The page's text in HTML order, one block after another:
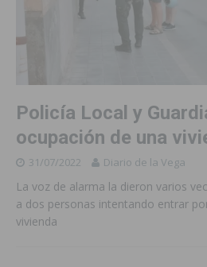
Policía Local y
ocupación de una
31/07/2022 Diario de la Vega
La voz de alarma la dieron varios
a dos personas intentando entrar
vivienda